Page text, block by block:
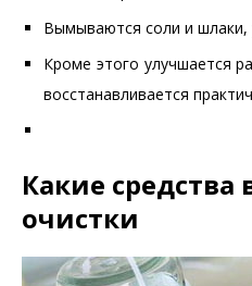
Вымываются соли и шлаки,
Кроме этого улучшается
восстанавливается
Какие средства
очистки